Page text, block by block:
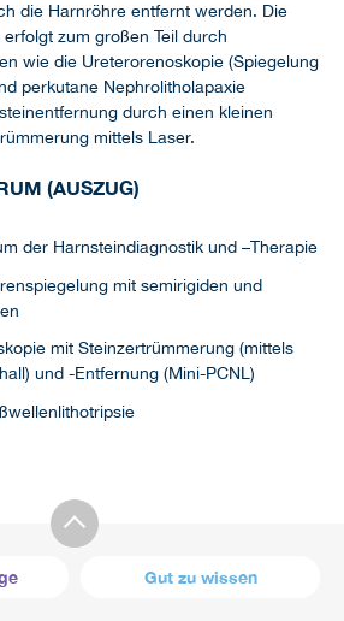
die Harnröhre entfernt werden. Die
zum großen Teil durch
wie die Ureterorenoskopie (Spiegelung
perkutane Nephrolitholapaxie
durch einen kleinen
mittels Laser.
(AUSZUG)
der Harnsteindiagnostik und –Therapie
mit semirigiden und
mit Steinzertrümmerung (mittels
und -Entfernung (Mini-PCNL)
Gut zu wissen